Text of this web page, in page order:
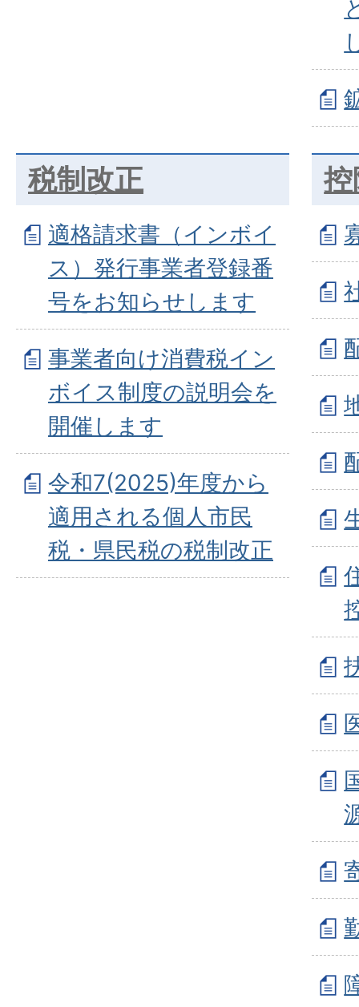
税制改正
適格請求書（インボイ
ス）発行事業者登録番
号をお知らせします
事業者向け消費税イン
ボイス制度の説明会を
開催します
令和7(2025)年度から
適用される個人市民
税・県民税の税制改正